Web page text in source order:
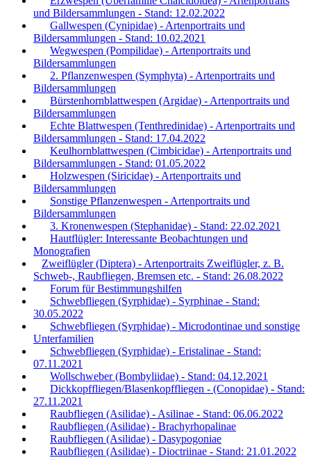
und Bildersammlungen - Stand: 12.02.2022
Gallwespen (Cynipidae) - Artenportraits und
Bildersammlungen - Stand: 10.02.2021
Wegwespen (Pompilidae) - Artenportraits und
Bildersammlungen
2. Pflanzenwespen (Symphyta) - Artenportraits und
Bildersammlungen
Bürstenhornblattwespen (Argidae) - Artenportraits und
Bildersammlungen
Echte Blattwespen (Tenthredinidae) - Artenportraits und
Bildersammlungen - Stand: 17.04.2022
Keulhornblattwespen (Cimbicidae) - Artenportraits und
Bildersammlungen - Stand: 01.05.2022
Holzwespen (Siricidae) - Artenportraits und
Bildersammlungen
Sonstige Pflanzenwespen - Artenportraits und
Bildersammlungen
3. Kronenwespen (Stephanidae) - Stand: 22.02.2021
Hautflügler: Interessante Beobachtungen und
Monografien
Zweiflügler (Diptera) - Artenportraits Zweiflügler, z. B.
Schweb-, Raubfliegen, Bremsen etc. - Stand: 26.08.2022
Forum für Bestimmungshilfen
Schwebfliegen (Syrphidae) - Syrphinae - Stand:
30.05.2022
Schwebfliegen (Syrphidae) - Microdontinae und sonstige
Unterfamilien
Schwebfliegen (Syrphidae) - Eristalinae - Stand:
07.11.2021
Wollschweber (Bombyliidae) - Stand: 04.12.2021
Dickkopffliegen/Blasenkopffliegen - (Conopidae) - Stand:
27.11.2021
Raubfliegen (Asilidae) - Asilinae - Stand: 06.06.2022
Raubfliegen (Asilidae) - Brachyrhopalinae
Raubfliegen (Asilidae) - Dasypogoniae
Raubfliegen (Asilidae) - Dioctriinae - Stand: 21.01.2022